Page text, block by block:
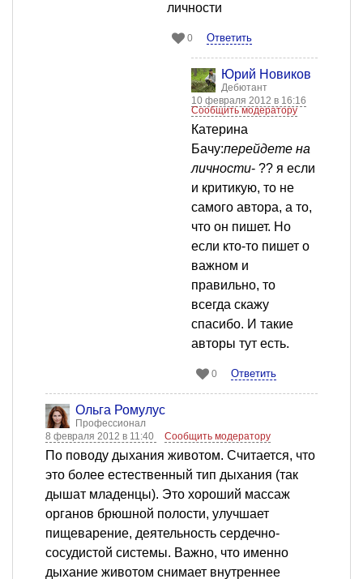
личности
0 Ответить
Юрий Новиков
Дебютант
10 февраля 2012 в 16:16
Сообщить модератору
Катерина
Бачу:перейдете на
личности- ?? я если
и критикую, то не
самого автора, а то,
что он пишет. Но
если кто-то пишет о
важном и
правильно, то
всегда скажу
спасибо. И такие
авторы тут есть.
0 Ответить
Ольга Ромулус
Профессионал
8 февраля 2012 в 11:40
Сообщить модератору
По поводу дыхания животом. Считается, что
это более естественный тип дыхания (так
дышат младенцы). Это хороший массаж
органов брюшной полости, улучшает
пищеварение, деятельность сердечно-
сосудистой системы. Важно, что именно
дыхание животом снимает внутреннее